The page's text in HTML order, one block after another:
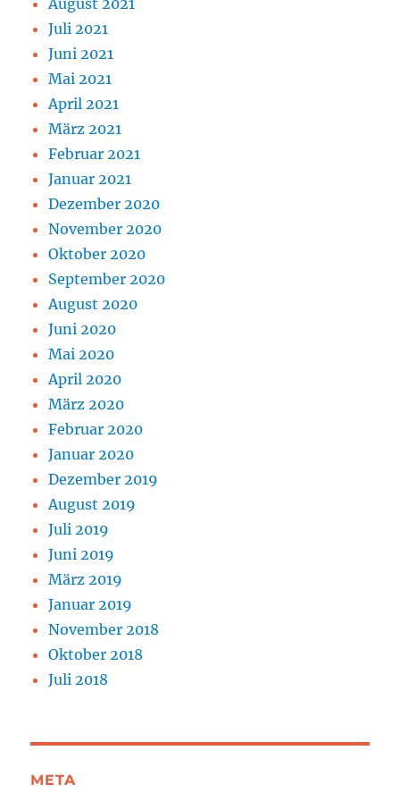
August 2021
Juli 2021
Juni 2021
Mai 2021
April 2021
März 2021
Februar 2021
Januar 2021
Dezember 2020
November 2020
Oktober 2020
September 2020
August 2020
Juni 2020
Mai 2020
April 2020
März 2020
Februar 2020
Januar 2020
Dezember 2019
August 2019
Juli 2019
Juni 2019
März 2019
Januar 2019
November 2018
Oktober 2018
Juli 2018
META